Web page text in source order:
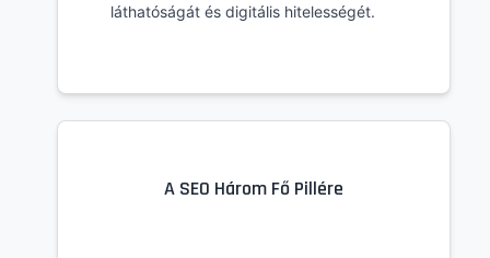
láthatóságát és digitális hitelességét.
A SEO Három Fő Pillére